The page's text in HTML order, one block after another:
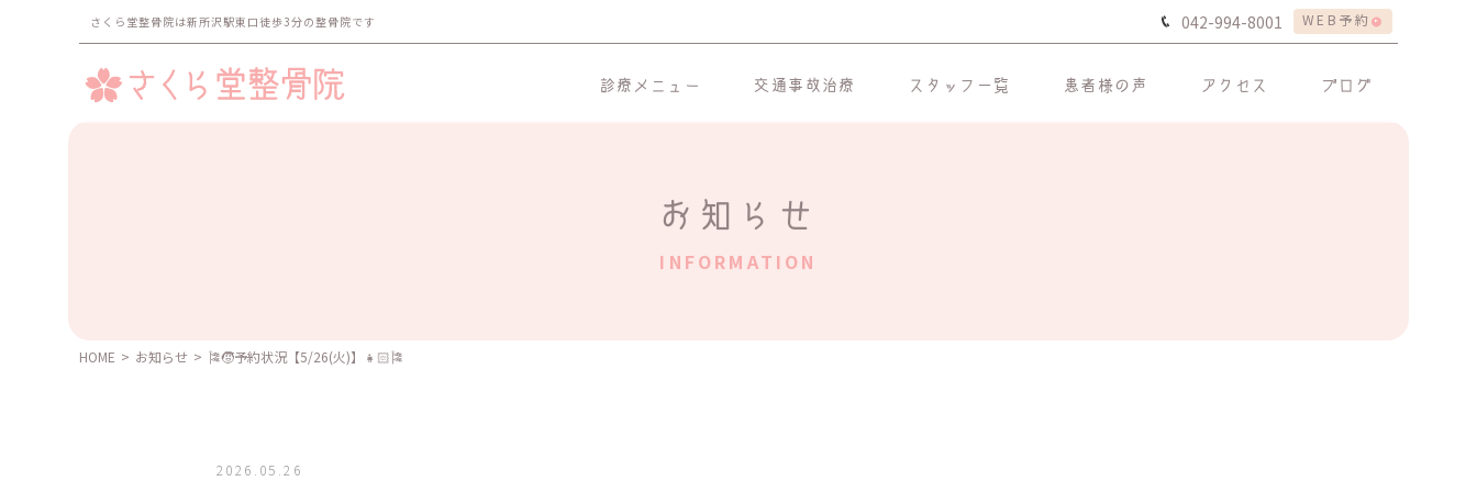
さくら堂整骨院は新所沢駅東口徒歩3分の整骨院です 042-994-8001 WEB予約
診療メニュー 交通事故治療 スタッフ一覧 患者様の声 アクセス ブログ
お知らせ
INFORMATION
HOME > お知らせ > 🎏🧒予約状況【5/26(火)】👧🏻🎏
2026.05.26